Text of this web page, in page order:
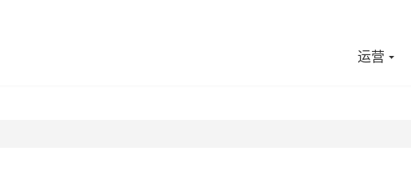
运营